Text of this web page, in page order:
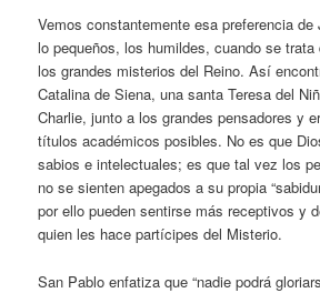
Vemos constantemente esa preferencia
lo pequeños, los humildes, cuando se
los grandes misterios del Reino. Así
Catalina de Siena, una santa Teresa del
Charlie, junto a los grandes pensadores y
títulos académicos posibles. No es que
sabios e intelectuales; es que tal vez los
no se sienten apegados a su propia
por ello pueden sentirse más receptivos y
quien les hace partícipes del Misterio.
San Pablo enfatiza que “nadie podrá